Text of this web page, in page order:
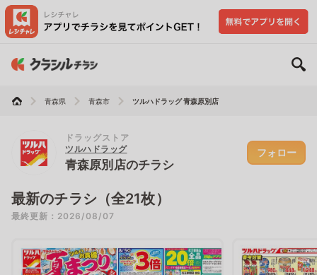
青森県 青森市 ツルハドラッグ 青森原別店
ドラッグストア
ツルハドラッグ
青森原別店のチラシ
フォロー
最新のチラシ（全21枚）
最終更新：2026/08/07